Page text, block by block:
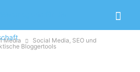
Media
Social Media, SEO und
Bloggertools